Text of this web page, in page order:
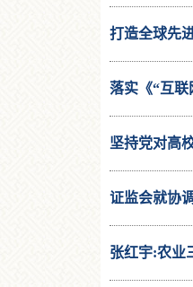
打造全球先
落实《“互
坚持党对高
靠接班人
证监会就协
张红宇:农业